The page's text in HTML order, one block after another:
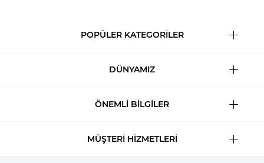
POPÜLER KATEGORİLER
DÜNYAMIZ
ÖNEMLİ BİLGİLER
MÜŞTERİ HİZMETLERİ